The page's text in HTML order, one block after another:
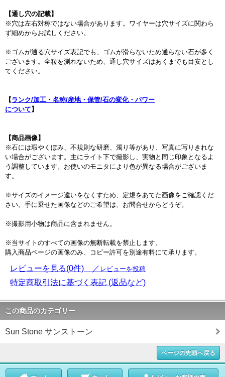
【通し穴の記載】
※穴は左右対称ではない場合があります。ワイヤーは穴サイズに関わら
ず細めからお試しください。
※ゴムが通る穴サイズ表記でも、ゴムが滑らないため通らない石が多く
ございます。全粒を測れないため、通し穴サイズはあくまでも目安とし
てください。
【ランク/加工・名称/産地・保管/石の変化・パワー
について 】
【商品画像】
※石には瑕やくぼみ、不規則な研磨、濁り等があり、写真に写りきれな
い場合がございます。主にライト下で撮影し、実物と同じ印象となるよ
う調整しています。お使いのモニタにより色が異なる場合がございま
す。
※サイズのイメージ違いをなくすため、定規をあてた画像をご確認くだ
さい。手に乗せた画像などのご希望は、お問合せからどうぞ。
※撮影用小物は商品に含まれません。
※当サイトのすべての画像の無断転載を禁止します。
購入商品ページの画像のみ、コピー許可を別途有料にて承ります。
レビューを見る(0件) ／ レビューを投稿
特定商取引法に基づく表記 (返品など)
この商品のカテゴリー
Sun Stone サンストーン
ページの先頭へ戻る